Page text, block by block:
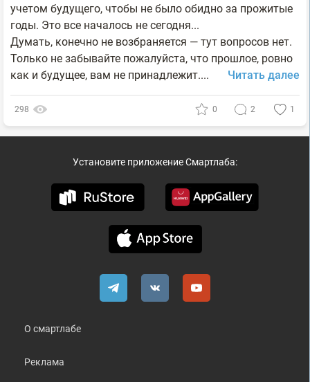
учетом будущего, чтобы не было обидно за прожитые
годы. Это все началось не сегодня...
Думать, конечно не возбраняется — тут вопросов нет.
Только не забывайте пожалуйста, что прошлое, ровно
как и будущее, вам не принадлежит....
Читать далее
298 0 2 1
Установите приложение Смартлаба:
О смартлабе
Реклама